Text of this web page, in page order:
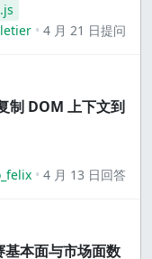
letier
4 月 21 日提问
制 DOM 上下文到
4 月 13 日回答
本面与市场面数